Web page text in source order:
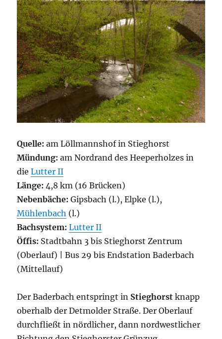
Quelle: am Löllmannshof in Stieghorst
Mündung: am Nordrand des Heeperholzes in
dieLutter II
Länge: 4,8 km (16 Brücken)
Nebenbäche: Gipsbach (l.), Elpke (l.),
Mühlenbach (l.)
Bachsystem: Lutter II
Öffis: Stadtbahn 3 bis Stieghorst Zentrum
(Oberlauf) | Bus 29 bis Endstation Baderbach
(Mittellauf)
Der Baderbach entspringt in Stieghorst knapp
oberhalb der Detmolder Straße. Der Oberlauf
durchfließt in nördlicher, dann nordwestlicher